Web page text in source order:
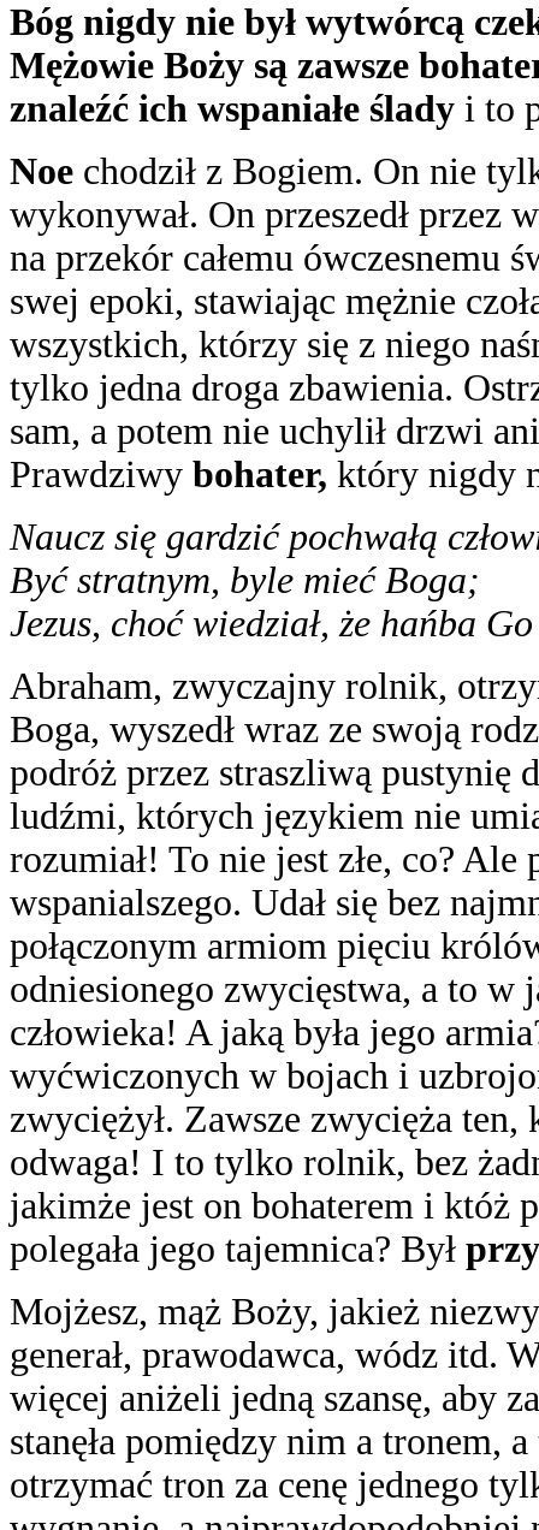
Bóg nigdy nie był wytwórcą
Mężowie Boży są zawsze
znaleźć ich wspaniałe ślady i to
Noe chodził z Bogiem. On nie
wykonywał. On przeszedł przez
na przekór całemu ówczesnemu
swej epoki, stawiając mężnie
wszystkich, którzy się z niego
tylko jedna droga zbawienia.
sam, a potem nie uchylił drzwi
Prawdziwy bohater, który nigdy
Naucz się gardzić pochwałą
Być stratnym, byle mieć Boga;
Jezus, choć wiedział, że hańba
Abraham, zwyczajny rolnik,
Boga, wyszedł wraz ze swoją
podróż przez straszliwą pustynię
ludźmi, których językiem nie
rozumiał! To nie jest złe, co? Ale
wspanialszego. Udał się bez
połączonym armiom pięciu
odniesionego zwycięstwa, a to w
człowieka! A jaką była jego
wyćwiczonych w bojach i
zwyciężył. Zawsze zwycięża
odwaga! I to tylko rolnik, bez
jakimże jest on bohaterem i któż
polegała jego tajemnica? Był
Mojżesz, mąż Boży, jakież
generał, prawodawca, wódz itd.
więcej aniżeli jedną szansę, aby
stanęła pomiędzy nim a tronem,
otrzymać tron za cenę jednego